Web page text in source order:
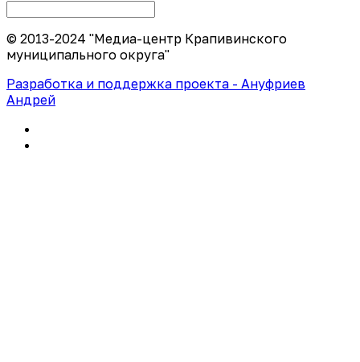
© 2013-2024 "Медиа-центр Крапивинского
муниципального округа"
Разработка и поддержка проекта - Ануфриев
Андрей